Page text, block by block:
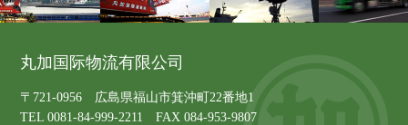
丸加国际物流有限公司
〒721-0956 広島県福山市箕沖町22番地1
TEL 0081-84-999-2211 FAX 084-953-9807